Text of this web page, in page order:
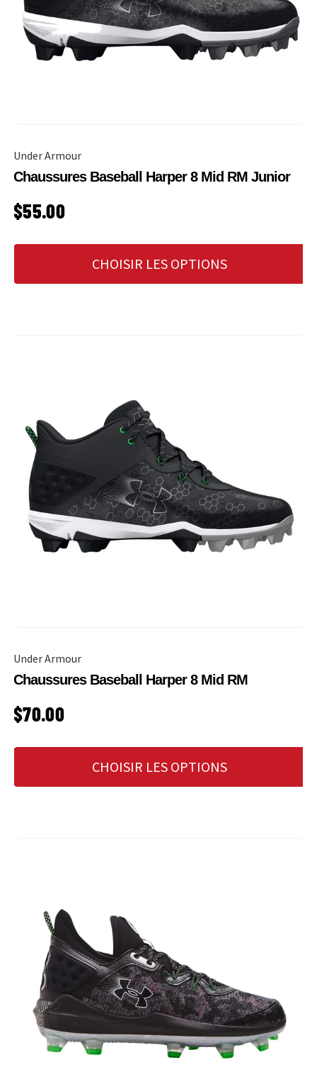
Under Armour
Chaussures Baseball Harper 8 Mid RM Junior
PRIX HABITUEL
$55.00
CHOISIR LES OPTIONS
Under Armour
Chaussures Baseball Harper 8 Mid RM
PRIX HABITUEL
$70.00
CHOISIR LES OPTIONS